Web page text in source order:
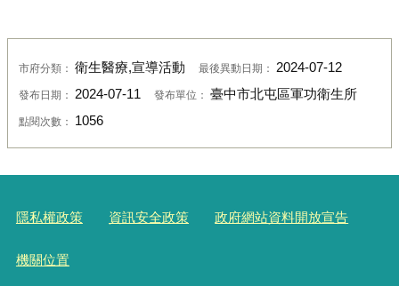
市府分類： 衛生醫療,宣導活動 最後異動日期： 2024-07-12
發布日期： 2024-07-11 發布單位： 臺中市北屯區軍功衛生所
點閱次數： 1056
隱私權政策 資訊安全政策 政府網站資料開放宣告
機關位置